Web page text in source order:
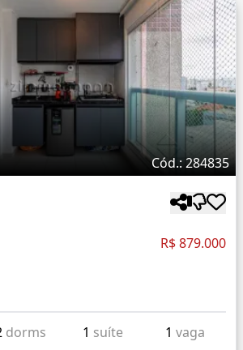
Cód.: 284835
R$ 879.000
dorms 1 suíte 1 vaga